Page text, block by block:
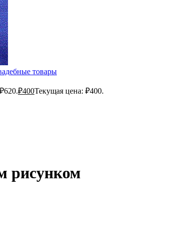
товары
₽400Текущая цена: ₽400.
рисунком